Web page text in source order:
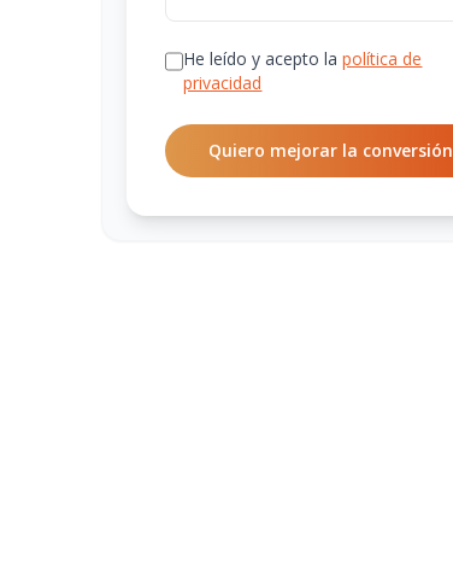
He leído y acepto lapolítica de
privacidad
Quiero mejorar la conversión